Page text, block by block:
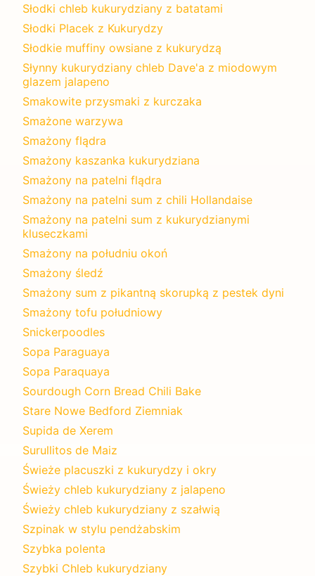
Słodki chleb kukurydziany z batatami
Słodki Placek z Kukurydzy
Słodkie muffiny owsiane z kukurydzą
Słynny kukurydziany chleb Dave'a z miodowym
glazem jalapeno
Smakowite przysmaki z kurczaka
Smażone warzywa
Smażony flądra
Smażony kaszanka kukurydziana
Smażony na patelni flądra
Smażony na patelni sum z chili Hollandaise
Smażony na patelni sum z kukurydzianymi
kluseczkami
Smażony na południu okoń
Smażony śledź
Smażony sum z pikantną skorupką z pestek dyni
Smażony tofu południowy
Snickerpoodles
Sopa Paraguaya
Sopa Paraquaya
Sourdough Corn Bread Chili Bake
Stare Nowe Bedford Ziemniak
Supida de Xerem
Surullitos de Maiz
Świeże placuszki z kukurydzy i okry
Świeży chleb kukurydziany z jalapeno
Świeży chleb kukurydziany z szałwią
Szpinak w stylu pendżabskim
Szybka polenta
Szybki Chleb kukurydziany